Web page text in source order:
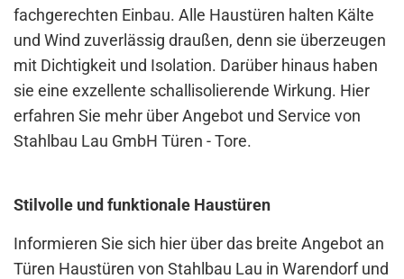
fachgerechten Einbau. Alle Haustüren halten Kälte
und Wind zuverlässig draußen, denn sie überzeugen
mit Dichtigkeit und Isolation. Darüber hinaus haben
sie eine exzellente schallisolierende Wirkung. Hier
erfahren Sie mehr über Angebot und Service von
Stahlbau Lau GmbH Türen - Tore.
Stilvolle und funktionale Haustüren
Informieren Sie sich hier über das breite Angebot an
Türen Haustüren von Stahlbau Lau in Warendorf und